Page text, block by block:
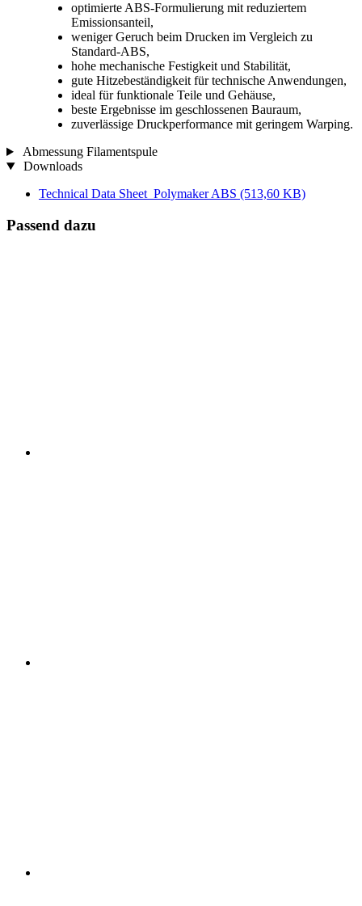
optimierte ABS-Formulierung mit reduziertem
Emissionsanteil,
weniger Geruch beim Drucken im Vergleich zu
Standard-ABS,
hohe mechanische Festigkeit und Stabilität,
gute Hitzebeständigkeit für technische Anwendungen,
ideal für funktionale Teile und Gehäuse,
beste Ergebnisse im geschlossenen Bauraum,
zuverlässige Druckperformance mit geringem Warping.
Abmessung Filamentspule
Downloads
Technical Data Sheet_Polymaker ABS (513,60 KB)
Passend dazu